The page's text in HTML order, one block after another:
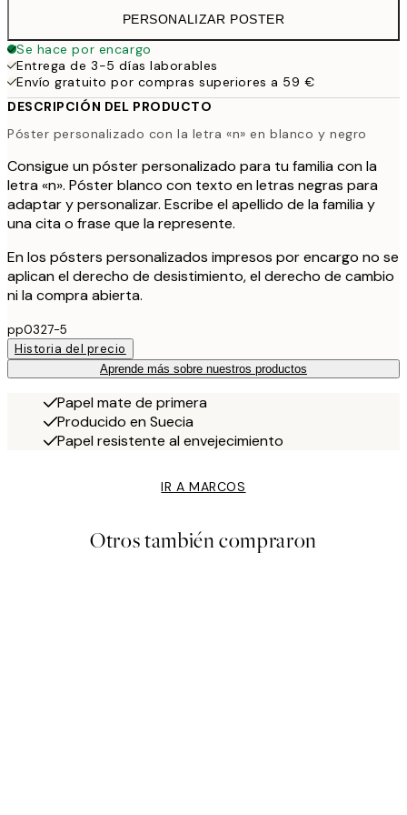
PERSONALIZAR POSTER
Se hace por encargo
Entrega de 3-5 días laborables
Envío gratuito por compras superiores a 59 €
DESCRIPCIÓN DEL PRODUCTO
Póster personalizado con la letra «n» en blanco y negro
Consigue un póster personalizado para tu familia con la
letra «n». Póster blanco con texto en letras negras para
adaptar y personalizar. Escribe el apellido de la familia y
una cita o frase que la represente.
En los pósters personalizados impresos por encargo no se
aplican el derecho de desistimiento, el derecho de cambio
ni la compra abierta.
pp0327-5
Historia del precio
Aprende más sobre nuestros productos
Papel mate de primera
Producido en Suecia
Papel resistente al envejecimiento
IR A MARCOS
Otros también compraron